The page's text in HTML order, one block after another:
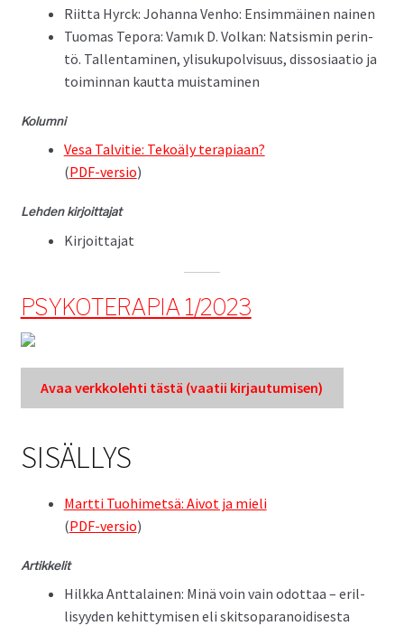
Riit­ta Hyr­ck: Johan­na Ven­ho: Ensim­mäi­nen nainen
Tuo­mas Tepo­ra: Vamık D. Volkan: Nat­sis­min per­in­
tö. Tal­len­t­a­mi­nen, ylisukupolvi­su­us, dis­sosi­aa­tio ja
toimin­nan kaut­ta muistaminen
Kolum­ni
Vesa Talvi­tie: Tekoä­ly ter­api­aan?
(PDF-ver­sio)
Lehden kir­joit­ta­jat
Kir­joit­ta­jat
PSYKOTERAPIA 1/2023
Avaa verkkole­hti tästä (vaatii kir­jau­tu­misen)
SISÄLLYS
Mart­ti Tuo­himet­sä: Aiv­ot ja mieli
(PDF-ver­sio)
Artikke­lit
Hilk­ka Antta­lainen: Minä voin vain odot­taa – eril­
lisyy­den kehit­tymisen eli skit­sopara­noidis­es­ta